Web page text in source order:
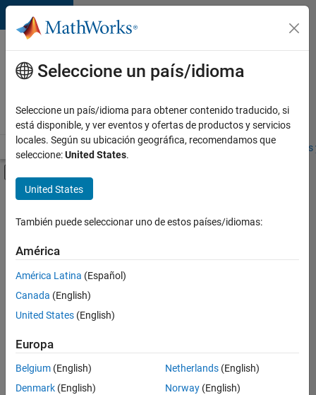
Saltar al contenido
Ofertas
de
empleo
MathWorks
Visión general Búsqueda de empleo Oficinas locales
Contenido principal
FILTRADO POR
User Experience
Product Marketing
Ordenar por
Guardar
empleos
seleccionados
Seleccione un país/idioma
Seleccione un país/idioma para obtener contenido traducido, si
está disponible, y ver eventos y ofertas de productos y servicios
locales. Según su ubicación geográfica, recomendamos que
seleccione:United States.
United States
También puede seleccionar uno de estos países/idiomas:
América
América Latina (Español)
Canada (English)
United States (English)
Europa
Belgium (English)
Denmark (English)
Netherlands(English)
Norway(English)